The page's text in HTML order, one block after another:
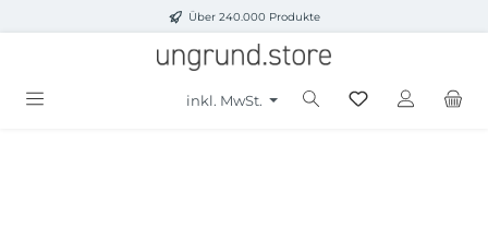
Zum Hauptinhalt springenÜber 240.000 Produkte
inkl. MwSt.